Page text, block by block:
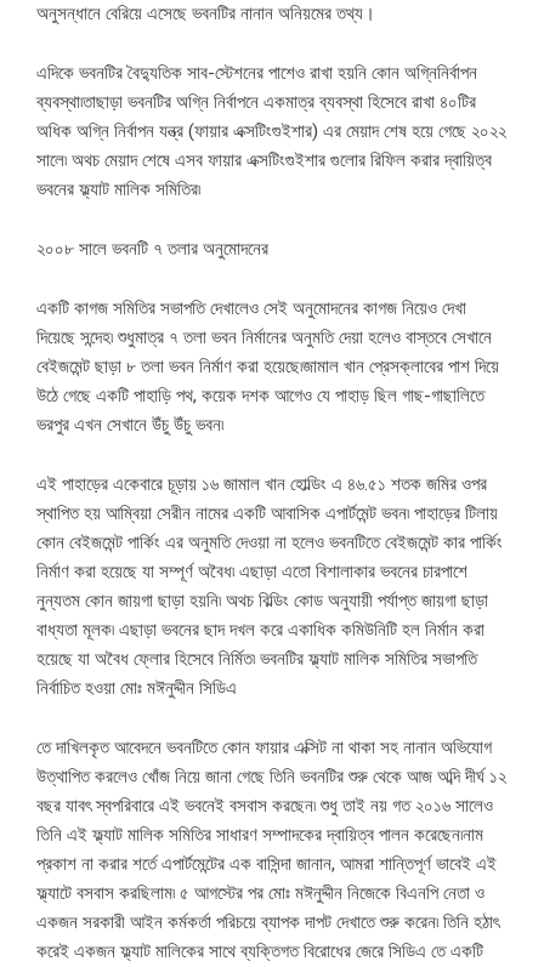
অনুসন্ধানে বেরিয়ে এসেছে ভবনটির নানান অনিয়মের তথ্য।
এদিকে ভবনটির বৈদ্যুতিক সাব-স্টেশনের পাশেও রাখা হয়নি কোন অগ্নিনির্বাপন
ব্যবস্থা৷তাছাড়া ভবনটির অগ্নি নির্বাপনে একমাত্র ব্যবস্থা হিসেবে রাখা ৪০টির
অধিক অগ্নি নির্বাপন যন্ত্র (ফায়ার এক্সটিংগুইশার) এর মেয়াদ শেষ হয়ে গেছে ২০২২
সালে৷ অথচ মেয়াদ শেষে এসব ফায়ার এক্সটিংগুইশার গুলোর রিফিল করার দ্বায়িত্ব
ভবনের ফ্ল্যাট মালিক সমিতির৷
২০০৮ সালে ভবনটি ৭ তলার অনুমোদনের
একটি কাগজ সমিতির সভাপতি দেখালেও সেই অনুমোদনের কাগজ নিয়েও দেখা
দিয়েছে সন্দেহ৷ শুধুমাত্র ৭ তলা ভবন নির্মানের অনুমতি দেয়া হলেও বাস্তবে সেখানে
বেইজমেন্ট ছাড়া ৮ তলা ভবন নির্মাণ করা হয়েছে৷জামাল খান প্রেসক্লাবের পাশ দিয়ে
উঠে গেছে একটি পাহাড়ি পথ, কয়েক দশক আগেও যে পাহাড় ছিল গাছ-গাছালিতে
ভরপুর এখন সেখানে উঁচু উঁচু ভবন৷
এই পাহাড়ের একেবারে চূড়ায় ১৬ জামাল খান হোল্ডিং এ ৪৬.৫১ শতক জমির ওপর
স্থাপিত হয় আম্বিয়া সেরীন নামের একটি আবাসিক এপার্টমেন্ট ভবন৷ পাহাড়ের টিলায়
কোন বেইজমেন্ট পার্কিং এর অনুমতি দেওয়া না হলেও ভবনটিতে বেইজমেন্ট কার পার্কিং
নির্মাণ করা হয়েছে যা সম্পূর্ণ অবৈধ৷ এছাড়া এতো বিশালাকার ভবনের চারপাশে
নুন্যতম কোন জায়গা ছাড়া হয়নি৷ অথচ বিল্ডিং কোড অনুযায়ী পর্যাপ্ত জায়গা ছাড়া
বাধ্যতা মূলক৷ এছাড়া ভবনের ছাদ দখল করে একাধিক কমিউনিটি হল নির্মান করা
হয়েছে যা অবৈধ ফ্লোর হিসেবে নির্মিত৷ ভবনটির ফ্ল্যাট মালিক সমিতির সভাপতি
নির্বাচিত হওয়া মোঃ মঈনুদ্দীন সিডিএ
তে দাখিলকৃত আবেদনে ভবনটিতে কোন ফায়ার এক্সিট না থাকা সহ নানান অভিযোগ
উত্থাপিত করলেও খোঁজ নিয়ে জানা গেছে তিনি ভবনটির শুরু থেকে আজ অব্দি দীর্ঘ ১২
বছর যাবৎ স্বপরিবারে এই ভবনেই বসবাস করছেন৷ শুধু তাই নয় গত ২০১৬ সালেও
তিনি এই ফ্ল্যাট মালিক সমিতির সাধারণ সম্পাদকের দ্বায়িত্ব পালন করেছেন৷নাম
প্রকাশ না করার শর্তে এপার্টমেন্টের এক বাসিন্দা জানান, আমরা শান্তিপূর্ণ ভাবেই এই
ফ্ল্যাটে বসবাস করছিলাম৷ ৫ আগস্টের পর মোঃ মঈনুদ্দীন নিজেকে বিএনপি নেতা ও
একজন সরকারী আইন কর্মকর্তা পরিচয়ে ব্যাপক দাপট দেখাতে শুরু করেন৷ তিনি হঠাৎ
করেই একজন ফ্ল্যাট মালিকের সাথে ব্যক্তিগত বিরোধের জেরে সিডিএ তে একটি